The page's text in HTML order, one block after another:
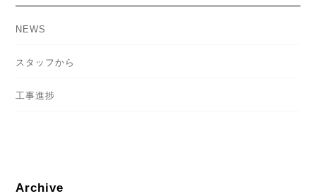
NEWS
スタッフから
工事進捗
Archive